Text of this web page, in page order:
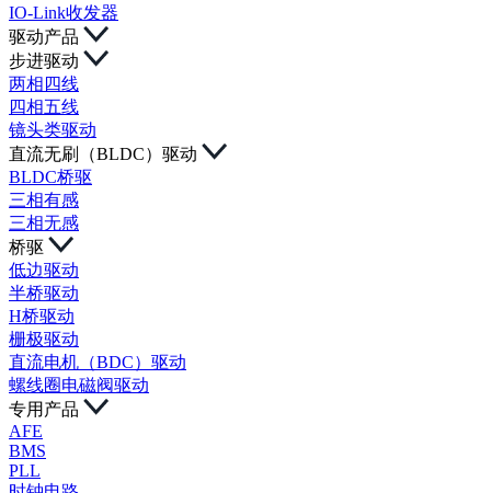
IO-Link收发器
驱动产品
步进驱动
两相四线
四相五线
镜头类驱动
直流无刷（BLDC）驱动
BLDC桥驱
三相有感
三相无感
桥驱
低边驱动
半桥驱动
H桥驱动
栅极驱动
直流电机（BDC）驱动
螺线圈电磁阀驱动
专用产品
AFE
BMS
PLL